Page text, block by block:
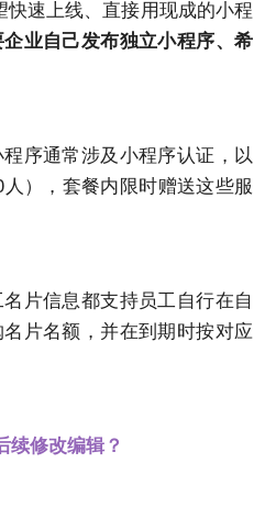
速上线、直接用现成的小程
业自己发布独立小程序、希
序通常涉及小程序认证，以
），套餐内限时赠送这些服
片信息都支持员工自行在自
片名额，并在到期时按对应
续修改编辑？